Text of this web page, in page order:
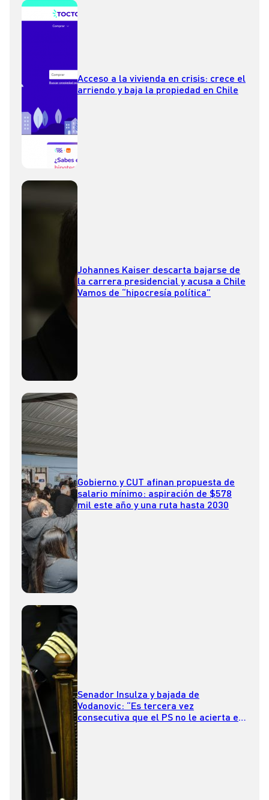
Acceso a la vivienda en crisis: crece el
arriendo y baja la propiedad en Chile
Johannes Kaiser descarta bajarse de
la carrera presidencial y acusa a Chile
Vamos de “hipocresía política”
Gobierno y CUT afinan propuesta de
salario mínimo: aspiración de $578
mil este año y una ruta hasta 2030
Senador Insulza y bajada de
Vodanovic: “Es tercera vez
consecutiva que el PS no le acierta en